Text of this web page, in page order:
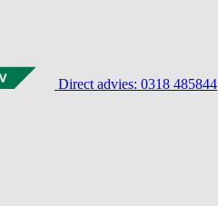
Direct advies: 0318 485844